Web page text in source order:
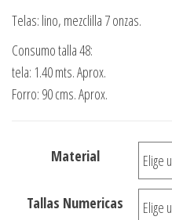
de
desde
$3.290
Telas: lino, mezclilla 7 onzas.
Consumo talla 48:
tela: 1.40 mts. Aprox.
Forro: 90 cms. Aprox.
Material
Tallas Numericas